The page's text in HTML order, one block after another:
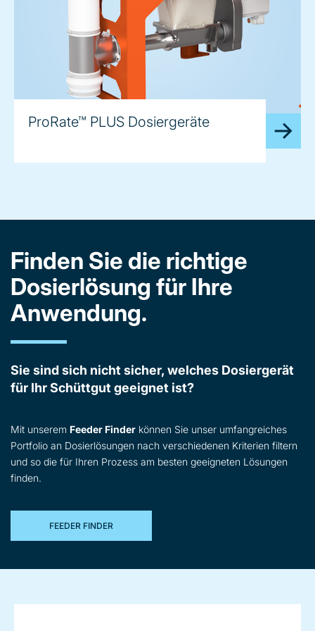
ProRate™ PLUS Dosiergeräte
Finden Sie die richtige
Dosierlösung für Ihre
Anwendung.
Sie sind sich nicht sicher, welches Dosiergerät
für Ihr Schüttgut geeignet ist?
Mit unserem Feeder Finder können Sie unser umfangreiches
Portfolio an Dosierlösungen nach verschiedenen Kriterien filtern
und so die für Ihren Prozess am besten geeigneten Lösungen
finden.
FEEDER FINDER